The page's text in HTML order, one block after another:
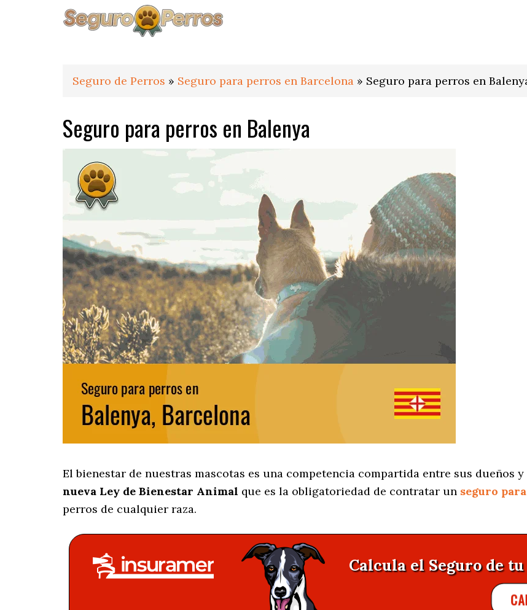
Seguro de Perros » Seguro para perros en Barcelona » Seguro para perros en
Seguro para perros en Balenya
El bienestar de nuestras mascotas es una competencia compartida entre sus dueños
nueva Ley de Bienestar Animal que es la obligatoriedad de contratar un seguro
perros de cualquier raza.
Calcula el Seguro de